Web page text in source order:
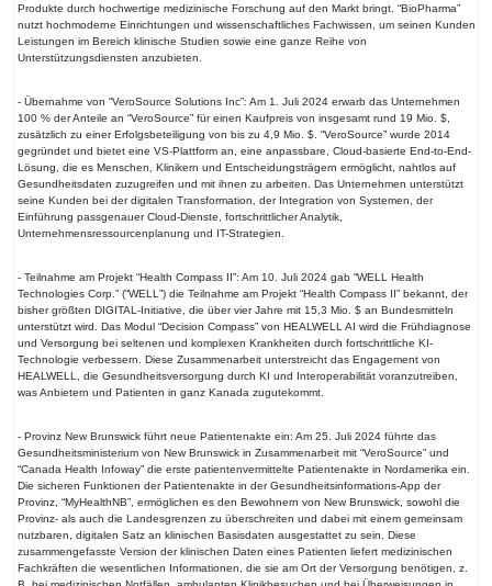
Produkte durch hochwertige medizinische Forschung auf den Markt bringt. “BioPharma”
nutzt hochmoderne Einrichtungen und wissenschaftliches Fachwissen, um seinen Kunden
Leistungen im Bereich klinische Studien sowie eine ganze Reihe von
Unterstützungsdiensten anzubieten.
- Übernahme von “VeroSource Solutions Inc”: Am 1. Juli 2024 erwarb das Unternehmen
100 % der Anteile an “VeroSource” für einen Kaufpreis von insgesamt rund 19 Mio. $,
zusätzlich zu einer Erfolgsbeteiligung von bis zu 4,9 Mio. $. “VeroSource” wurde 2014
gegründet und bietet eine VS-Plattform an, eine anpassbare, Cloud-basierte End-to-End-
Lösung, die es Menschen, Klinikern und Entscheidungsträgern ermöglicht, nahtlos auf
Gesundheitsdaten zuzugreifen und mit ihnen zu arbeiten. Das Unternehmen unterstützt
seine Kunden bei der digitalen Transformation, der Integration von Systemen, der
Einführung passgenauer Cloud-Dienste, fortschrittlicher Analytik,
Unternehmensressourcenplanung und IT-Strategien.
- Teilnahme am Projekt “Health Compass II”: Am 10. Juli 2024 gab “WELL Health
Technologies Corp.” (“WELL”) die Teilnahme am Projekt “Health Compass II” bekannt, der
bisher größten DIGITAL-Initiative, die über vier Jahre mit 15,3 Mio. $ an Bundesmitteln
unterstützt wird. Das Modul “Decision Compass” von HEALWELL AI wird die Frühdiagnose
und Versorgung bei seltenen und komplexen Krankheiten durch fortschrittliche KI-
Technologie verbessern. Diese Zusammenarbeit unterstreicht das Engagement von
HEALWELL, die Gesundheitsversorgung durch KI und Interoperabilität voranzutreiben,
was Anbietern und Patienten in ganz Kanada zugutekommt.
- Provinz New Brunswick führt neue Patientenakte ein: Am 25. Juli 2024 führte das
Gesundheitsministerium von New Brunswick in Zusammenarbeit mit “VeroSource” und
“Canada Health Infoway” die erste patientenvermittelte Patientenakte in Nordamerika ein.
Die sicheren Funktionen der Patientenakte in der Gesundheitsinformations-App der
Provinz, “MyHealthNB”, ermöglichen es den Bewohnern von New Brunswick, sowohl die
Provinz- als auch die Landesgrenzen zu überschreiten und dabei mit einem gemeinsam
nutzbaren, digitalen Satz an klinischen Basisdaten ausgestattet zu sein. Diese
zusammengefasste Version der klinischen Daten eines Patienten liefert medizinischen
Fachkräften die wesentlichen Informationen, die sie am Ort der Versorgung benötigen, z.